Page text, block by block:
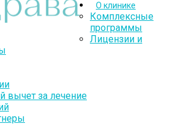
О клинике
Комплексные
программы
Лицензии и
вычет за лечение